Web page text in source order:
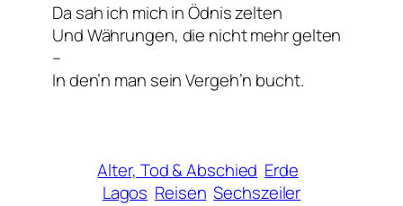
Da sah ich mich in Ödnis zelten
Und Währungen, die nicht mehr gelten
–
In den’n man sein Vergeh’n bucht.
Alter, Tod & Abschied Erde
Lagos Reisen Sechszeiler